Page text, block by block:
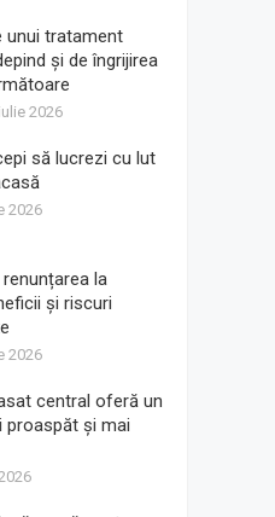
unui tratament
și de îngrijirea
2026
să lucrezi cu lut
2026
la
și riscuri
2026
central oferă un
proaspăt și mai